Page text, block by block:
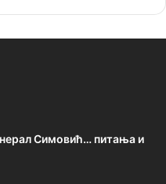
Симовић… питања и